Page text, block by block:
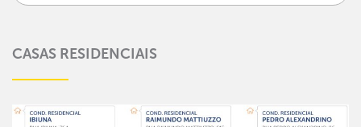
CASAS RESIDENCIAIS